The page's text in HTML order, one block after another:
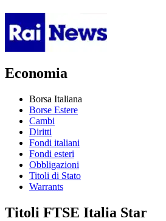
Economia
Borsa Italiana
Borse Estere
Cambi
Diritti
Fondi italiani
Fondi esteri
Obbligazioni
Titoli di Stato
Warrants
Titoli FTSE Italia Star